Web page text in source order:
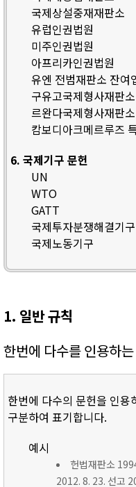
국제상설중재재판소
유럽인권법원
미주인권법원
아프리카인권법원
유엔 전범재판소 잔여
구유고국제형사재판소
르완다국제형사재판소
캄보디아크메르루즈
6. 국제기구 문헌
UN
WTO
GATT
국제투자분쟁해결기구
국제노동기구
1. 일반 규칙
한번에 다수를 인용하
한번에 다수의 문헌을 인
구분하여 표기합니다.
예시
헌법재판소
2012. 8. 23. 선고